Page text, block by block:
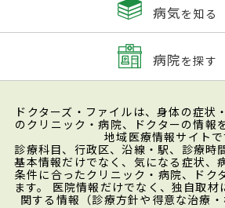
病気を知る
病院を探す
ドクターズ・ファイルは、身体の症状
のクリニック・病院、ドクターの情報
地域医療情報サイトで
診療科目、行政区、沿線・駅、診療時
基本情報だけでなく、気になる症状、
条件に合ったクリニック・病院、ドク
ます。 医院情報だけでなく、独自取材
関する情報（診療方針や得意な治療・